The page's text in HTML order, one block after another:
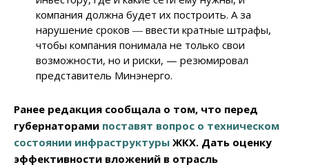
компания должна будет их построить. А за
нарушение сроков ― ввести кратные штрафы,
чтобы компания понимала не только свои
возможности, но и риски, — резюмировал
представитель Минэнерго.
Ранее редакция сообщала о том, что перед
губернаторами поставят вопрос о техническом
состоянии инфраструктуры ЖКХ. Дать оценку
эффективности вложений в отрасль